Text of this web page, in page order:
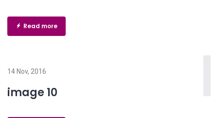
Read more
14 Nov, 2016
image 10